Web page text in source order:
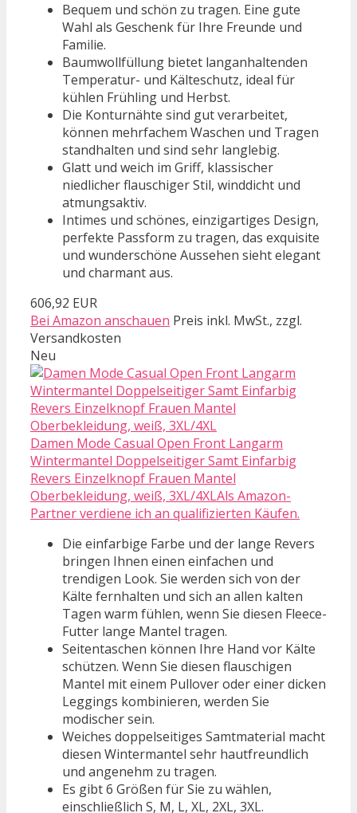
Bequem und schön zu tragen. Eine gute
Wahl als Geschenk für Ihre Freunde und
Familie.
Baumwollfüllung bietet langanhaltenden
Temperatur- und Kälteschutz, ideal für
kühlen Frühling und Herbst.
Die Konturnähte sind gut verarbeitet,
können mehrfachem Waschen und Tragen
standhalten und sind sehr langlebig.
Glatt und weich im Griff, klassischer
niedlicher flauschiger Stil, winddicht und
atmungsaktiv.
Intimes und schönes, einzigartiges Design,
perfekte Passform zu tragen, das exquisite
und wunderschöne Aussehen sieht elegant
und charmant aus.
606,92 EUR
Bei Amazon anschauen Preis inkl. MwSt., zzgl.
Versandkosten
Neu
Damen Mode Casual Open Front Langarm
Wintermantel Doppelseitiger Samt Einfarbig
Revers Einzelknopf Frauen Mantel
Oberbekleidung, weiß, 3XL/4XLAls Amazon-
Partner verdiene ich an qualifizierten Käufen.
Die einfarbige Farbe und der lange Revers
bringen Ihnen einen einfachen und
trendigen Look. Sie werden sich von der
Kälte fernhalten und sich an allen kalten
Tagen warm fühlen, wenn Sie diesen Fleece-
Futter lange Mantel tragen.
Seitentaschen können Ihre Hand vor Kälte
schützen. Wenn Sie diesen flauschigen
Mantel mit einem Pullover oder einer dicken
Leggings kombinieren, werden Sie
modischer sein.
Weiches doppelseitiges Samtmaterial macht
diesen Wintermantel sehr hautfreundlich
und angenehm zu tragen.
Es gibt 6 Größen für Sie zu wählen,
einschließlich S, M, L, XL, 2XL, 3XL.